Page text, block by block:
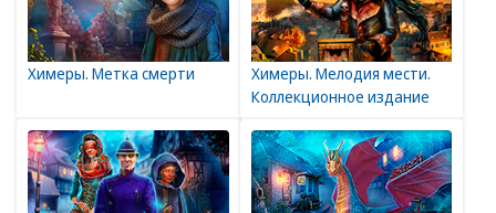
Химеры. Метка смерти
Химеры. Мелодия мести.
Коллекционное издание